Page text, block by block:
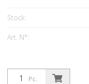
Stock:
Art. N°:
Pc.